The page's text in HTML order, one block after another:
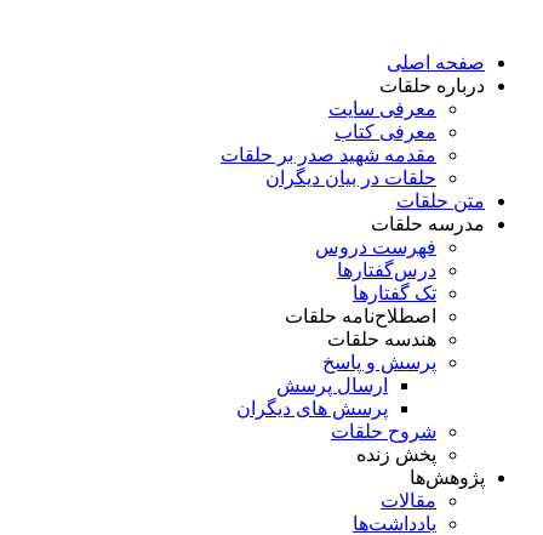
محتوا
صفحه اصلی
درباره حلقات
معرفی سایت
معرفی کتاب
مقدمه شهید صدر بر حلقات
حلقات در بیان دیگران
متن حلقات
مدرسه حلقات
فهرست دروس
درس‌گفتار‌ها
تک گفتارها
اصطلاح‌نامه حلقات
هندسه حلقات
پرسش و پاسخ
ارسال پرسش
پرسش های دیگران
شروح حلقات
پخش زنده
پژوهش‌ها
مقالات
یادداشت‌ها